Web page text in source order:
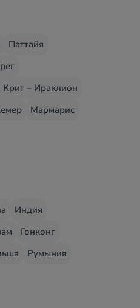
Паттайя
Крит – Ираклион
Мармарис
Индия
Гонконг
Румыния